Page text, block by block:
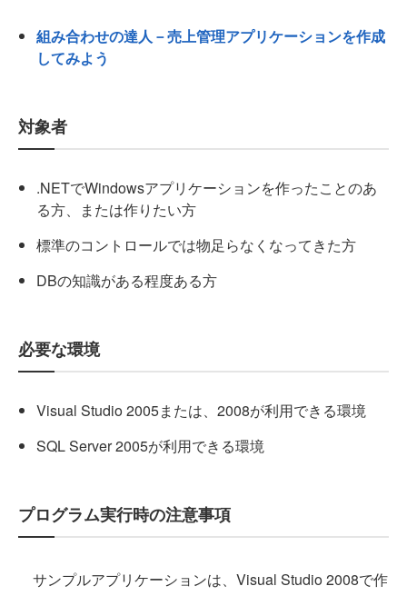
組み合わせの達人－売上管理アプリケーションを作成
してみよう
対象者
.NETでWindowsアプリケーションを作ったことのあ
る方、または作りたい方
標準のコントロールでは物足らなくなってきた方
DBの知識がある程度ある方
必要な環境
Visual Studio 2005または、2008が利用できる環境
SQL Server 2005が利用できる環境
プログラム実行時の注意事項
サンプルアプリケーションは、Visual Studio 2008で作